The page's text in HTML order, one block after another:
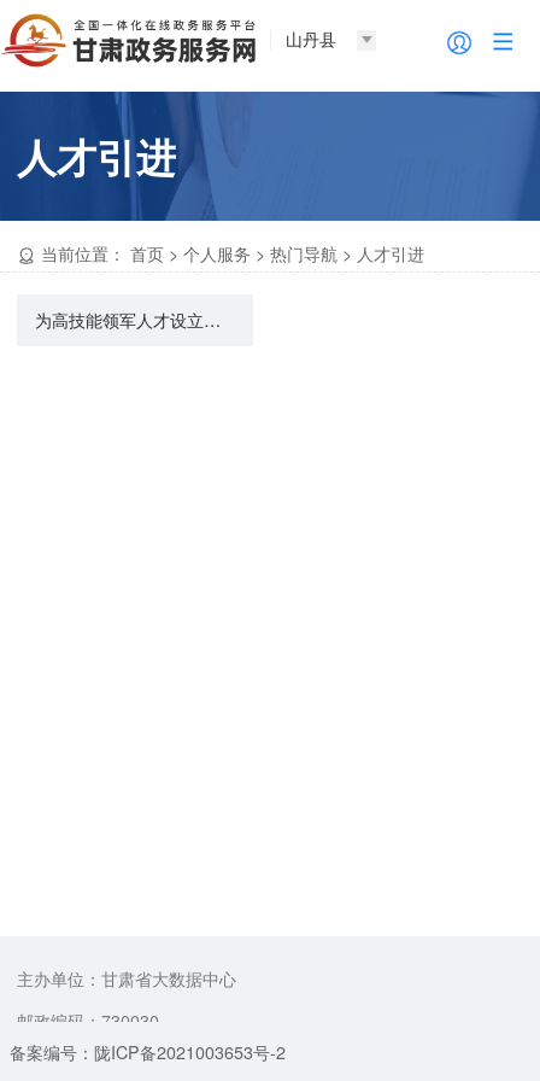
山丹县
人才引进
当前位置： 首页 >个人服务 >热门导航 > 人才引进
为高技能领军人才设立服务窗口、提出相关服务申请
主办单位：甘肃省大数据中心
邮政编码：730030
备案编号：陇ICP备2021003653号-2